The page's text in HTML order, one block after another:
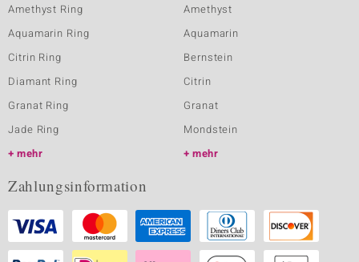
Amethyst Ring
Aquamarin Ring
Citrin Ring
Diamant Ring
Granat Ring
Jade Ring
mehr
Amethyst
Aquamarin
Bernstein
Citrin
Granat
Mondstein
mehr
Zahlungsinformation